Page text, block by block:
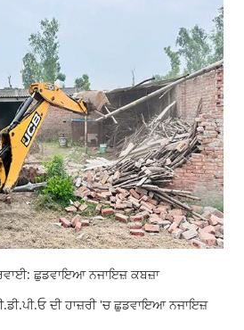
ਛੁਡਵਾਇਆ ਨਜਾਇਜ਼ ਕਬਜ਼ਾ
ਦੀ ਹਾਜ਼ਰੀ 'ਚ ਛੁਡਵਾਇਆ ਨਜਾਇਜ਼